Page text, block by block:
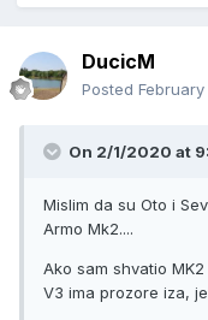
DucicM
Posted February
On 2/1/2020 at
Mislim da su Oto i
Armo Mk2....
Ako sam shvatio
V3 ima prozore iza,